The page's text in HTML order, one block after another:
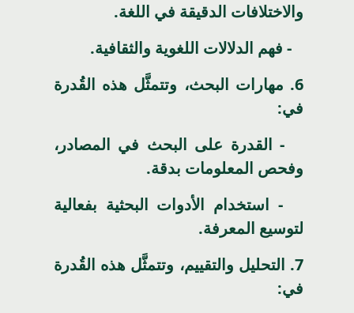
والاختلافات الدقيقة في اللغة.
- فهم الدلالات اللغوية والثقافية.
6. مهارات البحث، وتتمثَّل هذه القُدرة
في:
- القدرة على البحث في المصادر،
وفحص المعلومات بدقة.
- استخدام الأدوات البحثية بفعالية
لتوسيع المعرفة.
7. التحليل والتقييم، وتتمثَّل هذه القُدرة
في: